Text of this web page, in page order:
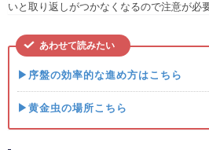
いと取り返しがつかなくなるので注意が必
あわせて読みたい
▶序盤の効率的な進め方はこちら
▶黄金虫の場所こちら